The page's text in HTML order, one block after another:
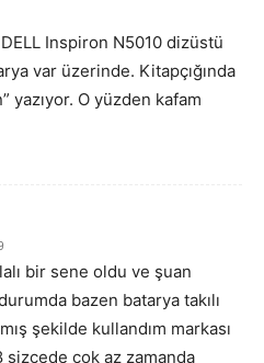
Inspiron N5010 dizüstü
var üzerinde. Kitapçığında
yazıyor. O yüzden kafam
bir sene oldu ve şuan
bazen batarya takılı
şekilde kullandım markası
sizcede çok az zamanda